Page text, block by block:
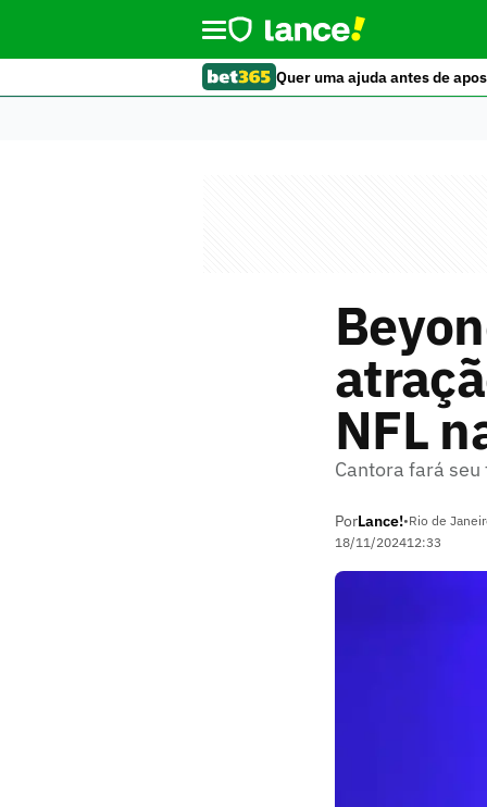
Quer uma ajuda antes de
NFL
Cantora fará
PorLance!•Rio de
18/11/202412:33